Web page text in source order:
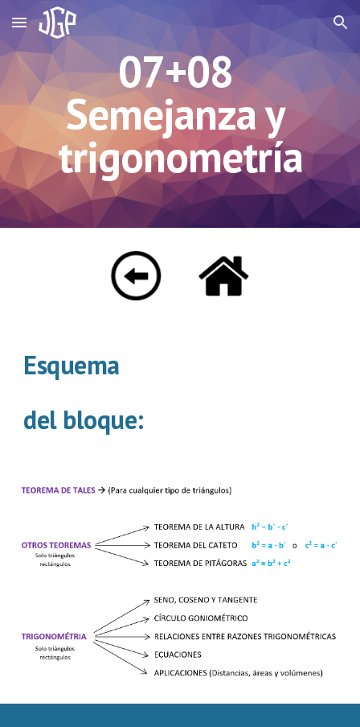
Skip to main content Skip to navigation
07+08
Semejanza y
trigonometría
Esquema
del bloque: